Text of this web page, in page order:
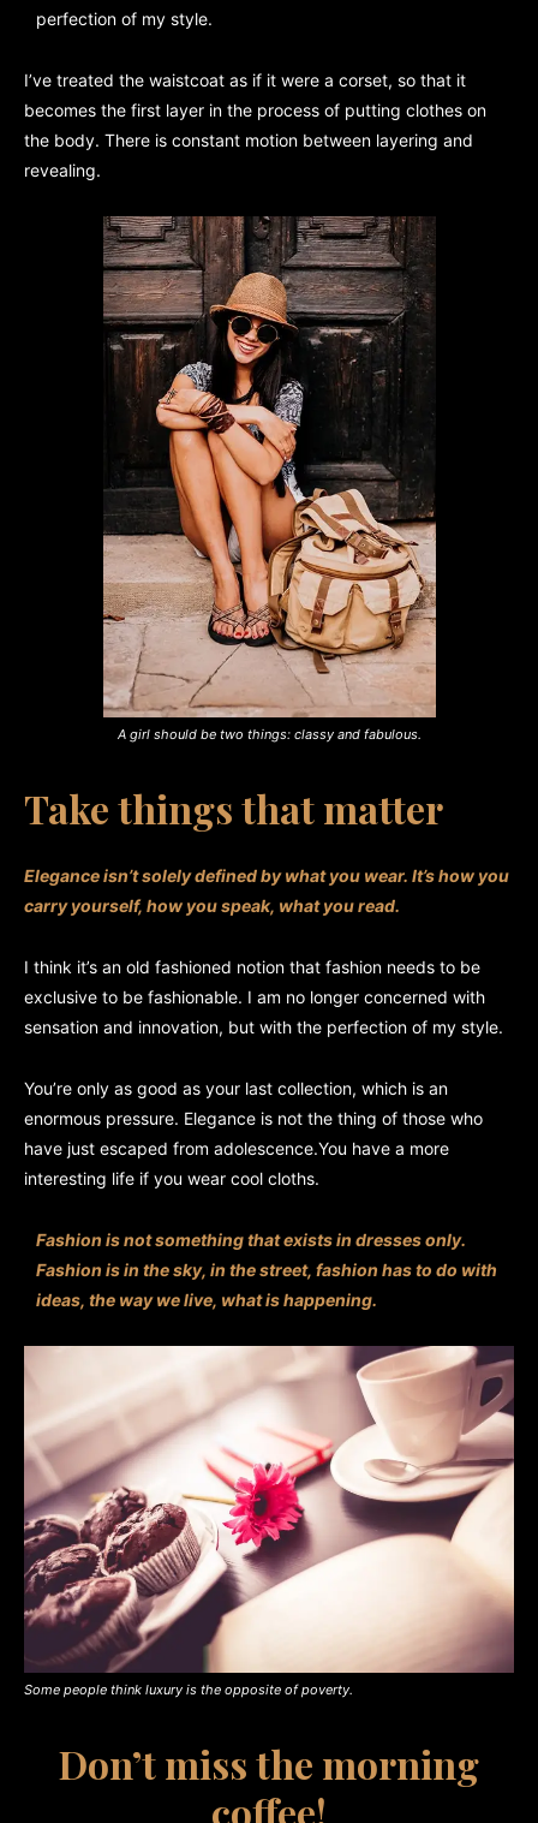
perfection of my style.
I’ve treated the waistcoat as if it were a corset, so that it
becomes the first layer in the process of putting clothes on
the body. There is constant motion between layering and
revealing.
A girl should be two things: classy and fabulous.
Take things that matter
Elegance isn’t solely defined by what you wear. It’s how you
carry yourself, how you speak, what you read.
I think it’s an old fashioned notion that fashion needs to be
exclusive to be fashionable. I am no longer concerned with
sensation and innovation, but with the perfection of my style.
You’re only as good as your last collection, which is an
enormous pressure. Elegance is not the thing of those who
have just escaped from adolescence.You have a more
interesting life if you wear cool cloths.
Fashion is not something that exists in dresses only.
Fashion is in the sky, in the street, fashion has to do with
ideas, the way we live, what is happening.
Some people think luxury is the opposite of poverty.
Don’t miss the morning
coffee!